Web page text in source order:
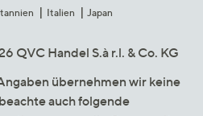
Italien Japan
QVC Handel S.à r.l. & Co. KG
übernehmen wir keine
auch folgende